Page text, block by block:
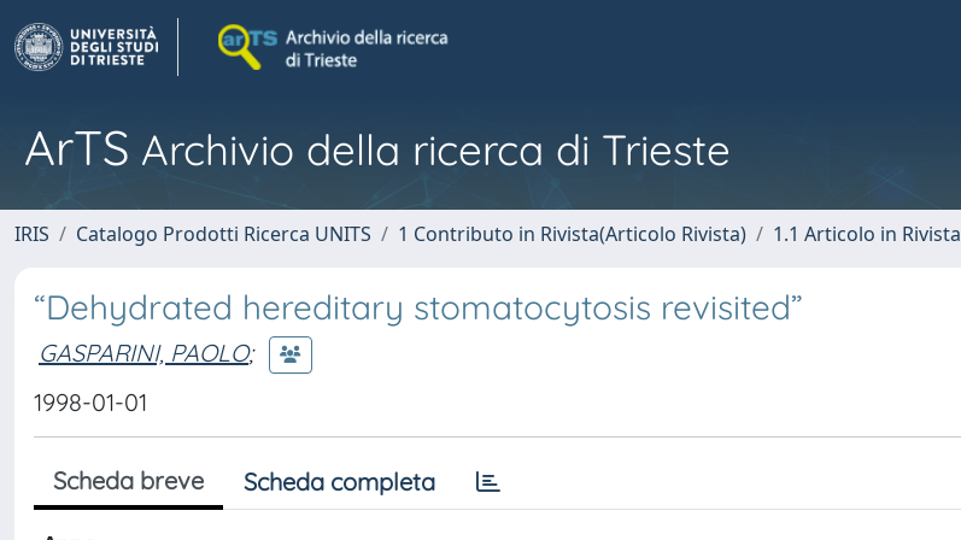
ArTS Archivio della ricerca di Trieste
IRIS Catalogo Prodotti Ricerca UNITS 1 Contributo in Rivista(Articolo Rivista) 1.1 Articolo in Rivista
“Dehydrated hereditary stomatocytosis revisited”
GASPARINI, PAOLO;
1998-01-01
Scheda breve Scheda completa